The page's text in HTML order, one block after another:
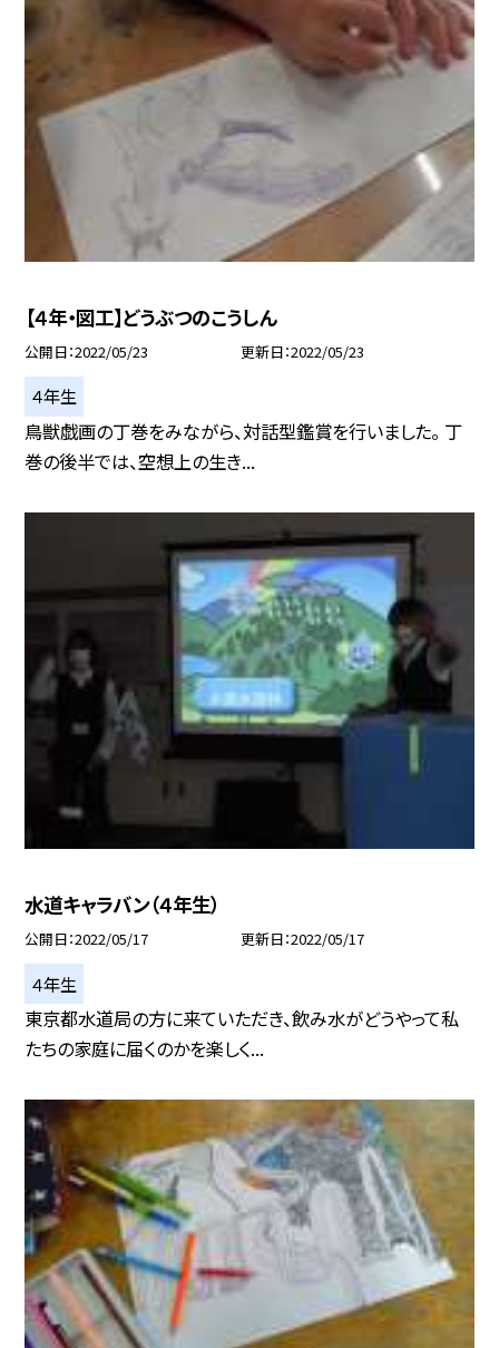
【４年・図工】どうぶつのこうしん
公開日 2022/05/23 更新日 2022/05/23
４年生
鳥獣戯画の丁巻をみながら、対話型鑑賞を行いました。 丁
巻の後半では、空想上の生き...
水道キャラバン（４年生）
公開日 2022/05/17 更新日 2022/05/17
４年生
東京都水道局の方に来ていただき、飲み水がどうやって私
たちの家庭に届くのかを楽しく...